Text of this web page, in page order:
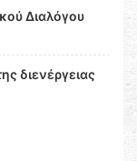
Διαλόγου
διενέργειας